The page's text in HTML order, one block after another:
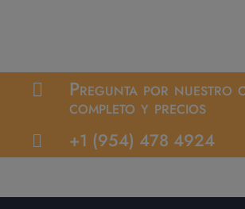
 Pregunta por nuestro
completo y precios
 +1 (954) 478 4924